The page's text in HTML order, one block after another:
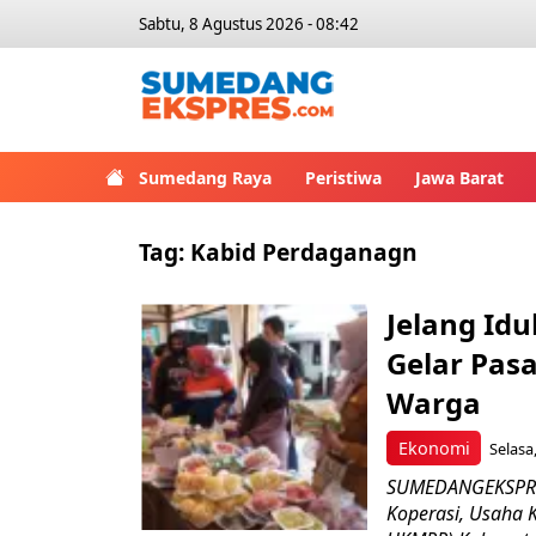
Sabtu, 8 Agustus 2026 - 08:42
Sumedang Raya Peristiwa Jawa Barat
Tag: Kabid Perdaganagn
Ekonomi
Jelang
Gelar
Warga
Koperasi, Usaha